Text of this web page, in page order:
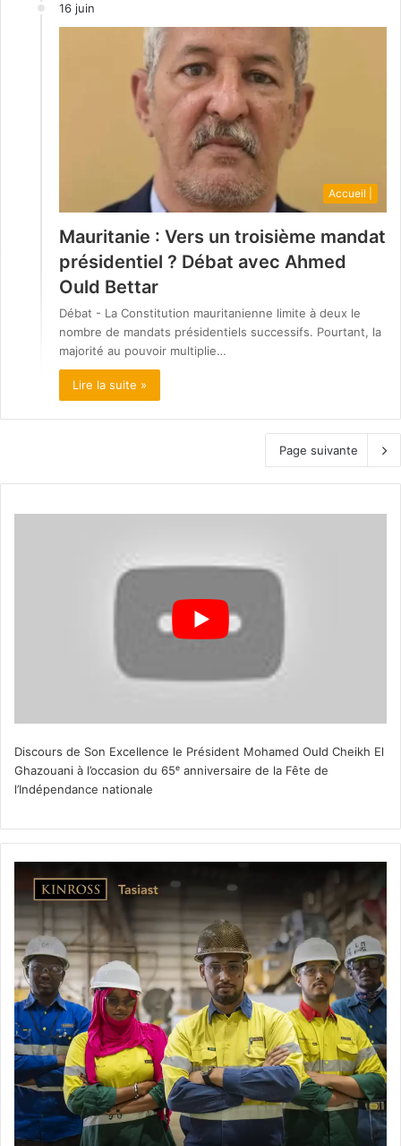
16 juin
Accueil |
Mauritanie : Vers un troisième mandat
présidentiel ? Débat avec Ahmed
Ould Bettar
Débat - La Constitution mauritanienne limite à deux le
nombre de mandats présidentiels successifs. Pourtant, la
majorité au pouvoir multiplie…
Lire la suite »
Page suivante
Discours de Son Excellence le Président Mohamed Ould Cheikh El
Ghazouani à l’occasion du 65ᵉ anniversaire de la Fête de
l’Indépendance nationale